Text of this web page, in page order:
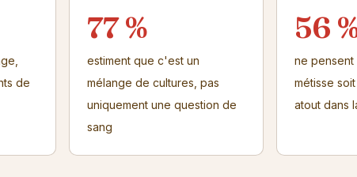
de
77 %
estiment que c'est un
mélange de cultures, pas
uniquement une question de
sang
56
ne
métisse
atout dans